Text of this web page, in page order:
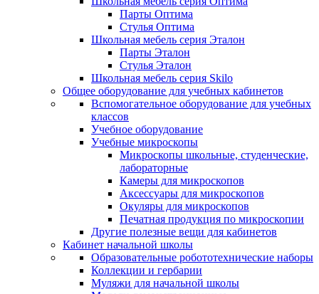
Парты Оптима
Стулья Оптима
Школьная мебель серия Эталон
Парты Эталон
Стулья Эталон
Школьная мебель серия Skilo
Общее оборудование для учебных кабинетов
Вспомогательное оборудование для учебных
классов
Учебное оборудование
Учебные микроскопы
Микроскопы школьные, студенческие,
лабораторные
Камеры для микроскопов
Аксессуары для микроскопов
Окуляры для микроскопов
Печатная продукция по микроскопии
Другие полезные вещи для кабинетов
Кабинет начальной школы
Образовательные робототехнические наборы
Коллекции и гербарии
Муляжи для начальной школы